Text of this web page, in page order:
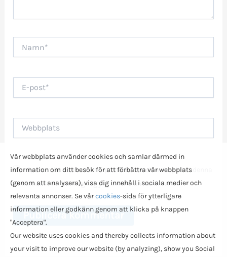
post*
Spara mitt namn, min e-postadress och webbplats i denna
webbläsare till nästa gång jag skriver en kommentar.
Vår webbplats använder cookies och samlar därmed in
information om ditt besök för att förbättra vår webbplats
(genom att analysera), visa dig innehåll i sociala medier och
relevanta annonser. Se vårcookies-sida för ytterligare
information eller godkänn genom att klicka på knappen
"Acceptera".
Our website uses cookies and thereby collects information about
your visit to improve our website (by analyzing), show you Social